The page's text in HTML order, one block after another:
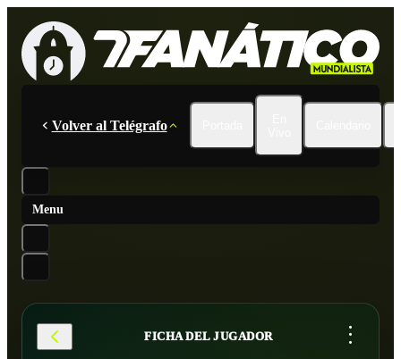
Volver al Telégrafo
Menu
FICHA DEL JUGADOR ...